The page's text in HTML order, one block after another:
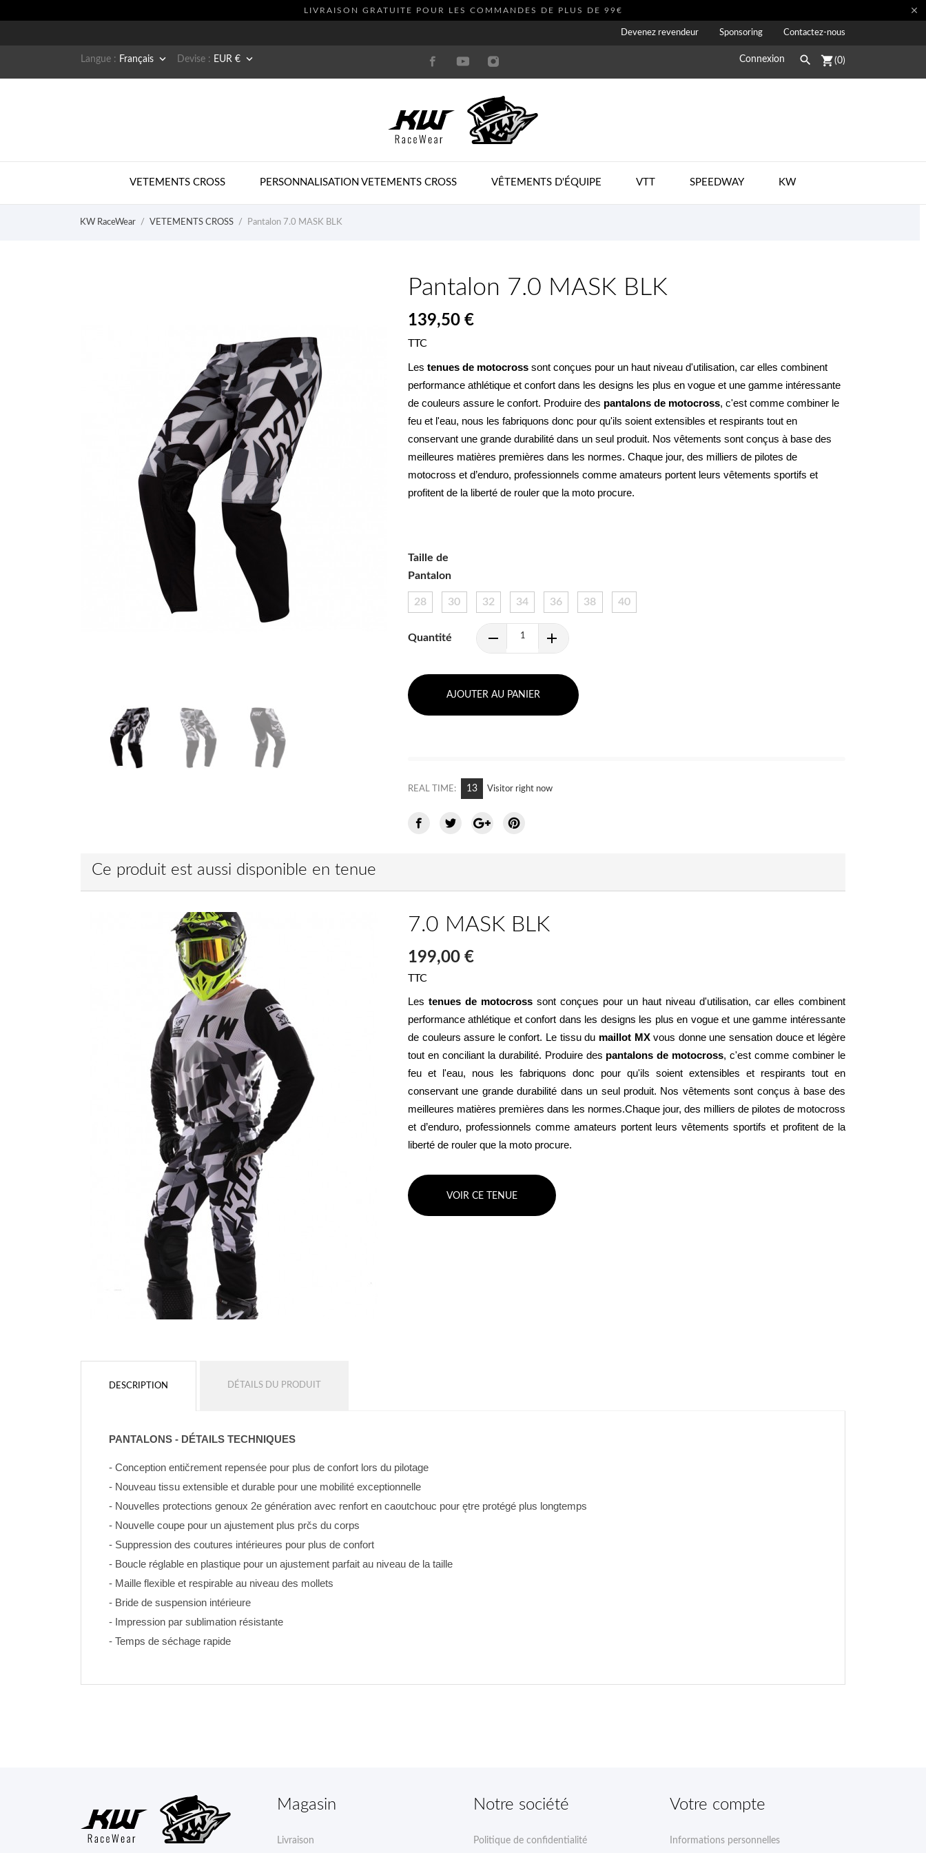
LIVRAISON GRATUITE POUR LES COMMANDES DE PLUS DE 99€ 
Devenez revendeur Sponsoring Contactez-nous
Langue : Français  Devise : EUR €  Connexion  shopping_cart(0)
VETEMENTS CROSS PERSONNALISATION VETEMENTS CROSS VÊTEMENTS D'ÉQUIPE VTT SPEEDWAY KW
KW RaceWear VETEMENTS CROSS Pantalon 7.0 MASK BLK
Pantalon 7.0 MASK BLK
139,50 €
TTC
Les tenues de motocross sont conçues pour un haut niveau d'utilisation, car elles combinent
performance athlétique et confort dans les designs les plus en vogue et une gamme intéressante
de couleurs assure le confort. Produire des pantalons de motocross, c'est comme combiner le
feu et l'eau, nous les fabriquons donc pour qu'ils soient extensibles et respirants tout en
conservant une grande durabilité dans un seul produit. Nos vêtements sont conçus à base des
meilleures matières premières dans les normes. Chaque jour, des milliers de pilotes de
motocross et d’enduro, professionnels comme amateurs portent leurs vêtements sportifs et
profitent de la liberté de rouler que la moto procure.
Taille de
Pantalon
28 30 32 34 36 38 40
Quantité
AJOUTER AU PANIER
REAL TIME: 13 Visitor right now
Ce produit est aussi disponible en tenue
7.0 MASK BLK
199,00 €
TTC
Les tenues de motocross sont conçues pour un haut niveau d'utilisation, car elles combinent
performance athlétique et confort dans les designs les plus en vogue et une gamme intéressante
de couleurs assure le confort. Le tissu du maillot MX vous donne une sensation douce et légère
tout en conciliant la durabilité. Produire des pantalons de motocross, c'est comme combiner le
feu et l'eau, nous les fabriquons donc pour qu'ils soient extensibles et respirants tout en
conservant une grande durabilité dans un seul produit. Nos vêtements sont conçus à base des
meilleures matières premières dans les normes.Chaque jour, des milliers de pilotes de motocross
et d’enduro, professionnels comme amateurs portent leurs vêtements sportifs et profitent de la
liberté de rouler que la moto procure.
VOIR CE TENUE
DESCRIPTION DÉTAILS DU PRODUIT
PANTALONS - DÉTAILS TECHNIQUES
- Conception entičrement repensée pour plus de confort lors du pilotage
- Nouveau tissu extensible et durable pour une mobilité exceptionnelle
- Nouvelles protections genoux 2e génération avec renfort en caoutchouc pour ętre protégé plus longtemps
- Nouvelle coupe pour un ajustement plus prčs du corps
- Suppression des coutures intérieures pour plus de confort
- Boucle réglable en plastique pour un ajustement parfait au niveau de la taille
- Maille flexible et respirable au niveau des mollets
- Bride de suspension intérieure
- Impression par sublimation résistante
- Temps de séchage rapide
Magasin
Livraison
Notre société
Politique de confidentialité
Votre compte
Informations personnelles